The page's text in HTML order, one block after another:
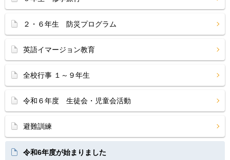
２・６年生 防災プログラム
英語イマージョン教育
全校行事 １～９年生
令和６年度 生徒会・児童会活動
避難訓練
令和6年度が始まりました